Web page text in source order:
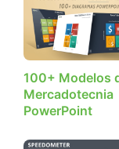
100+ Modelos
Mercadotecnia
PowerPoint